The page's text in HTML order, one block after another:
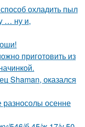
охладить пыл
… ну и,
приготовить из
Shaman, оказался
осенне